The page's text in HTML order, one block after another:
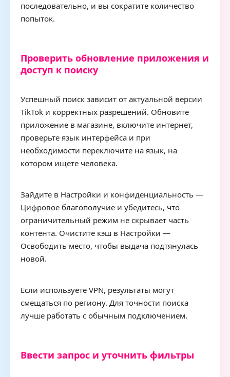
последовательно, и вы сократите количество
попыток.
Проверить обновление приложения и
доступ к поиску
Успешный поиск зависит от актуальной версии
TikTok и корректных разрешений. Обновите
приложение в магазине, включите интернет,
проверьте язык интерфейса и при
необходимости переключите на язык, на
котором ищете человека.
Зайдите в Настройки и конфиденциальность —
Цифровое благополучие и убедитесь, что
ограничительный режим не скрывает часть
контента. Очистите кэш в Настройки —
Освободить место, чтобы выдача подтянулась
новой.
Если используете VPN, результаты могут
смещаться по региону. Для точности поиска
лучше работать с обычным подключением.
Ввести запрос и уточнить фильтры